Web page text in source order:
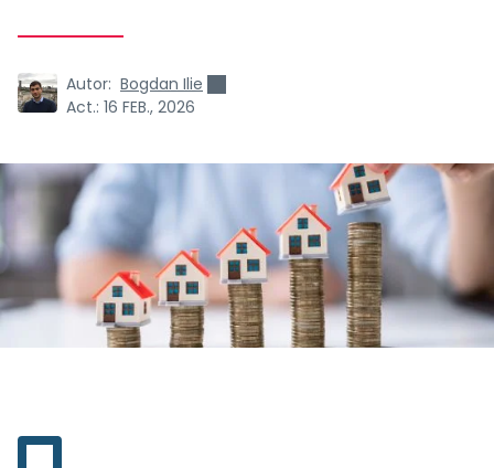
Autor: Bogdan Ilie
Act.: 16 FEB., 2026